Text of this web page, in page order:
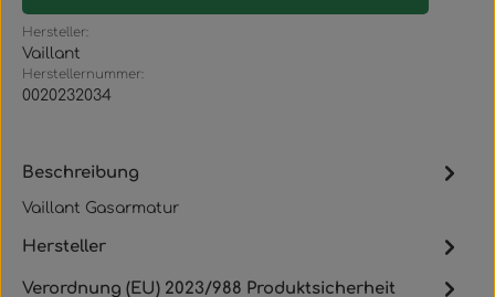
Hersteller:
Vaillant
Herstellernummer:
0020232034
Beschreibung
Vaillant Gasarmatur
Hersteller
Verordnung (EU) 2023/988 Produktsicherheit